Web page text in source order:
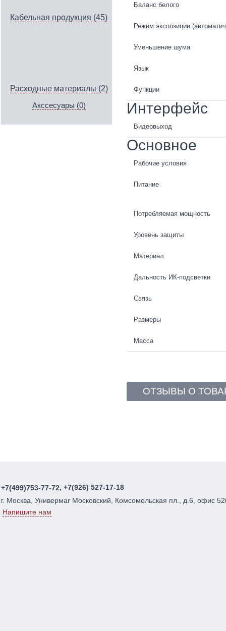
Кабельная продукция (45)
Расходные материалы (2)
Акссесуары (0)
Баланс белого
Режим экспозиции
Уменьшение шума
Язык
Функции
Интерфейс
Видеовыход
Основное
Рабочие условия
Питание
Потребляемая мощность
Уровень защиты
Материал
Дальность ИК-подсветки
Связь
Размеры
Масса
ОТЗЫВЫ О
+7(499)753-77-72, +7(926) 527-17-18
г. Москва, Универмаг Московский, Комсомольская пл., д.6, офис
Напишите нам